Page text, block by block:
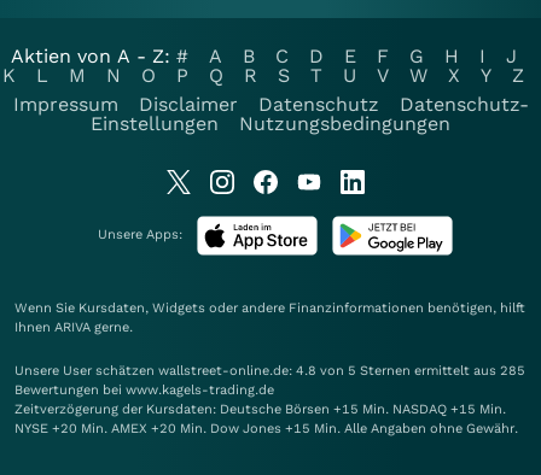
Aktien von A - Z: # A B C D E F G H I
J
K
L M N O P Q R S T U V W X Y
Z
Impressum
Disclaimer Datenschutz
Datenschutz-
Einstellungen
Nutzungsbedingungen
Unsere Apps:
Wenn Sie Kursdaten, Widgets oder andere Finanzinformationen benötigen, hilft
Ihnen ARIVA gerne.
Unsere User schätzen wallstreet-online.de: 4.8 von 5 Sternen ermittelt aus 285
Bewertungen bei www.kagels-trading.de
Zeitverzögerung der Kursdaten: Deutsche Börsen +15 Min. NASDAQ +15 Min.
NYSE +20 Min. AMEX +20 Min. Dow Jones +15 Min. Alle Angaben ohne Gewähr.